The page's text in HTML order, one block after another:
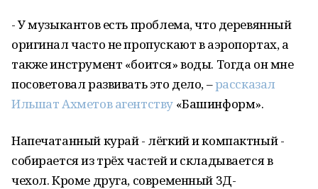
- У музыкантов есть проблема, что деревянный
оригинал часто не пропускают в аэропортах, а
также инструмент «боится» воды. Тогда он мне
посоветовал развивать это дело, –рассказал
Ильшат Ахметов агентству«Башинформ».
Напечатанный курай - лёгкий и компактный -
собирается из трёх частей и складывается в
чехол. Кроме друга, современный 3Д-